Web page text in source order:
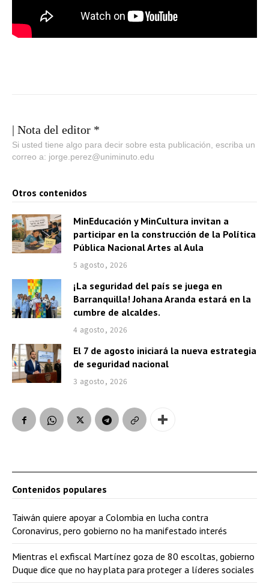
| Nota del editor *
Si usted tiene algo para decir sobre esta publicación, escriba un
correo a: jorge.perez@uniminuto.edu
Otros contenidos
MinEducación y MinCultura invitan a
participar en la construcción de la Política
Pública Nacional Artes al Aula
5 agosto, 2026
¡La seguridad del país se juega en
Barranquilla! Johana Aranda estará en la
cumbre de alcaldes.
4 agosto, 2026
El 7 de agosto iniciará la nueva estrategia
de seguridad nacional
3 agosto, 2026
Contenidos populares
Taiwán quiere apoyar a Colombia en lucha contra
Coronavirus, pero gobierno no ha manifestado interés
Mientras el exfiscal Martínez goza de 80 escoltas, gobierno
Duque dice que no hay plata para proteger a líderes sociales